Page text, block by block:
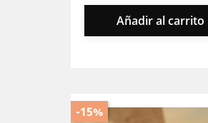
Añadir al carrito
-15%